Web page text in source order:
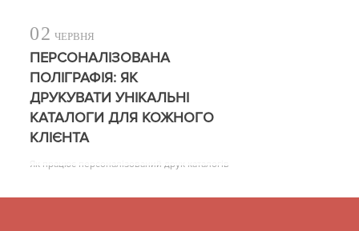
02 ЧЕРВНЯ
ПЕРСОНАЛІЗОВАНА
ПОЛІГРАФІЯ: ЯК
ДРУКУВАТИ УНІКАЛЬНІ
КАТАЛОГИ ДЛЯ КОЖНОГО
КЛІЄНТА
Як працює персоналізований друк каталогів